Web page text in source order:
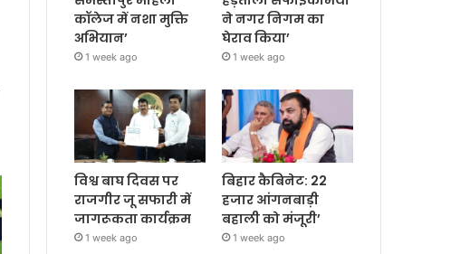
कॉलेज में नशा मुक्ति
अभियान’
1 week ago
ने नगर निगम का
घेराव किया’
1 week ago
विश्व बाघ दिवस पर
राजगीर जू सफारी में
जागरूकता कार्यक्रम
1 week ago
बिहार कैबिनेट: 22
हजार आंगनबाड़ी
बहाली को मंजूरी’
1 week ago